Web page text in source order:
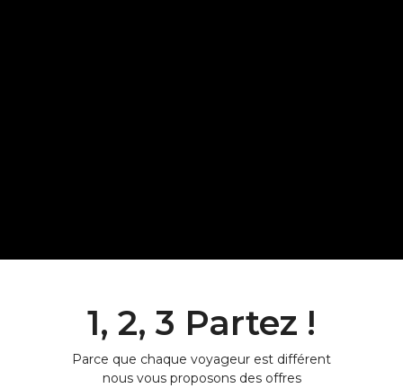
1, 2, 3 Partez !
Parce que chaque voyageur est différent
nous vous proposons des offres